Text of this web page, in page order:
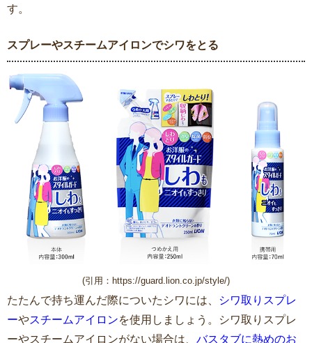
す。
スプレーやスチームアイロンでシワをとる
(引用：https://guard.lion.co.jp/style/)
たたんで持ち運んだ際についたシワには、
シワ取りスプレ
ーやスチームアイロンを使用しましょう。シワ取りスプレ
ーやスチームアイロンがない場合は、 バスタブに熱めのお